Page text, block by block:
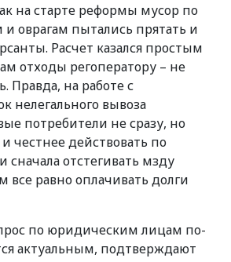
на старте реформы мусор по
и оврагам пытались прятать и
Расчет казался простым
отходы регоператору – не
Правда, на работе с
нелегального вывоза
потребители не сразу, но
честнее действовать по
отстегивать мзду
все равно оплачивать долги
по юридическим лицам по-
актуальным, подтверждают